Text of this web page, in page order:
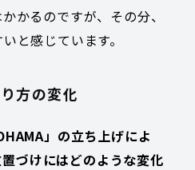
かるのですが、その分、
と感じています。
方の変化
」の立ち上げによ
づけにはどのような変化